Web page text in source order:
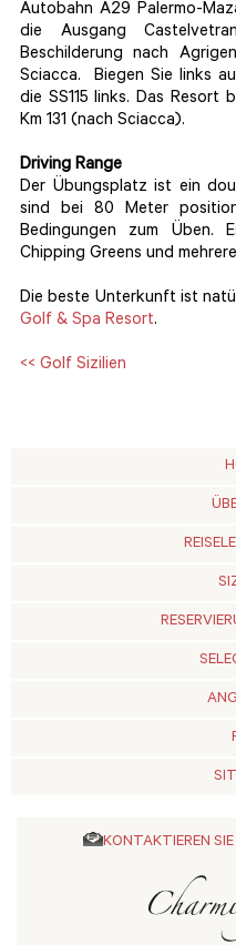
Autobahn A29 Palermo-
die Ausgang
Beschilderung nach
Sciacca. Biegen Sie links
die SS115 links. Das
Km 131 (nach Sciacca).
Driving Range
Der Übungsplatz ist ein
sind bei 80 Meter
Bedingungen zum Üben.
Chipping Greens und
Die beste Unterkunft ist
Golf & Spa Resort.
<< Golf Sizilien
KONTAKTIEREN SIE